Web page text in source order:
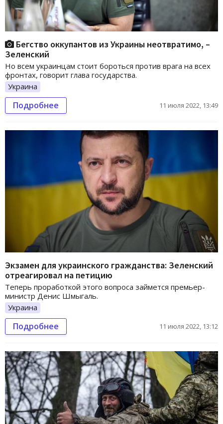
Бегство оккупантов из Украины неотвратимо, –
Зеленский
Но всем украинцам стоит бороться против врага на всех
фронтах, говорит глава государства.
Украина
Подробнее 11 июля 2022, 13:49
Экзамен для украинского гражданства: Зеленский
отреагировал на петицию
Теперь проработкой этого вопроса займется премьер-
министр Денис Шмыгаль.
Украина
Подробнее 11 июля 2022, 13:12